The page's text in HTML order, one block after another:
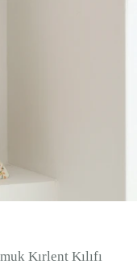
Kırlent Kılıfı